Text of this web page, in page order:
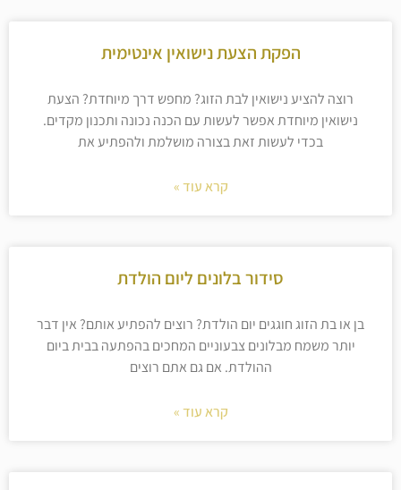
הפקת הצעת נישואין אינטימית
רוצה להציע נישואין לבת הזוג? מחפש דרך מיוחדת? הצעת
נישואין מיוחדת אפשר לעשות עם הכנה נכונה ותכנון מקדים.
בכדי לעשות זאת בצורה מושלמת ולהפתיע את
קרא עוד »
סידור בלונים ליום הולדת
בן או בת הזוג חוגגים יום הולדת? רוצים להפתיע אותם? אין דבר
יותר משמח מבלונים צבעוניים המחכים בהפתעה בבית ביום
ההולדת. אם גם אתם רוצים
קרא עוד »